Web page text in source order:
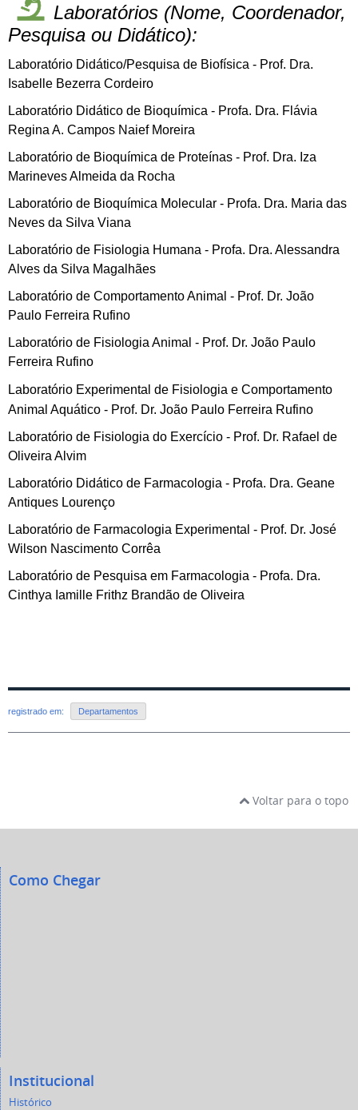
Laboratórios (Nome, Coordenador,
Pesquisa ou Didático):
Laboratório Didático/Pesquisa de Biofísica - Prof. Dra.
Isabelle Bezerra Cordeiro
Laboratório Didático de Bioquímica - Profa. Dra. Flávia
Regina A. Campos Naief Moreira
Laboratório de Bioquímica de Proteínas - Prof. Dra. Iza
Marineves Almeida da Rocha
Laboratório de Bioquímica Molecular - Profa. Dra. Maria das
Neves da Silva Viana
Laboratório de Fisiologia Humana - Profa. Dra. Alessandra
Alves da Silva Magalhães
Laboratório de Comportamento Animal - Prof. Dr. João
Paulo Ferreira Rufino
Laboratório de Fisiologia Animal - Prof. Dr. João Paulo
Ferreira Rufino
Laboratório Experimental de Fisiologia e Comportamento
Animal Aquático - Prof. Dr. João Paulo Ferreira Rufino
Laboratório de Fisiologia do Exercício - Prof. Dr. Rafael de
Oliveira Alvim
Laboratório Didático de Farmacologia - Profa. Dra. Geane
Antiques Lourenço
Laboratório de Farmacologia Experimental - Prof. Dr. José
Wilson Nascimento Corrêa
Laboratório de Pesquisa em Farmacologia - Profa. Dra.
Cinthya Iamille Frithz Brandão de Oliveira
registrado em: Departamentos
Voltar para o topo
Como Chegar
Institucional
Histórico